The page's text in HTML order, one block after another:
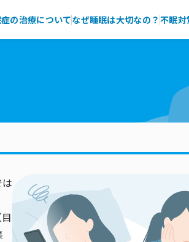
の治療についてなぜ睡眠は大切なの？ 不眠